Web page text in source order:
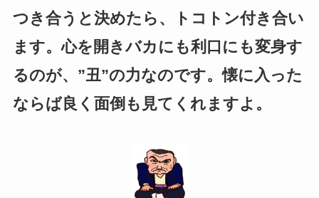
つき合うと決めたら、トコトン付き合い
ます。心を開きバカにも利口にも変身す
るのが、”丑”の力なのです。懐に入った
ならば良く面倒も見てくれますよ。